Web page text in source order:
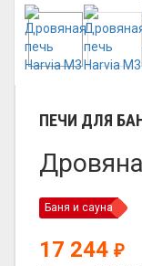
ПЕЧИ ДЛЯ
Баня и сауна
17 244 ₽